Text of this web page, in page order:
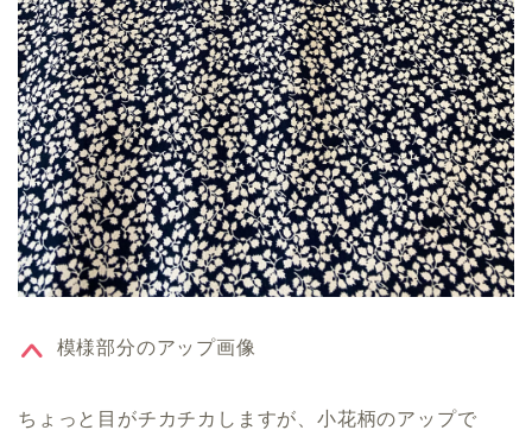
模様部分のアップ画像
ちょっと目がチカチカしますが、小花柄のアップで